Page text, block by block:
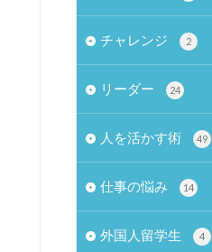
チャレンジ 2
リーダー 24
人を活かす術 49
仕事の悩み 14
外国人留学生 4